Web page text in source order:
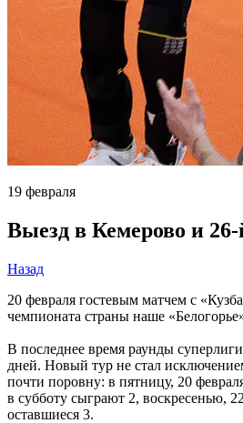
19 февраля
Выезд в Кемерово и 26-
Назад
20 февраля гостевым матчем с
чемпионата страны наше
В последнее время раунды
дней. Новый тур не стал
почти поровну: в пятницу, 20
в субботу сыграют 2, воскресенью,
оставшиеся 3.